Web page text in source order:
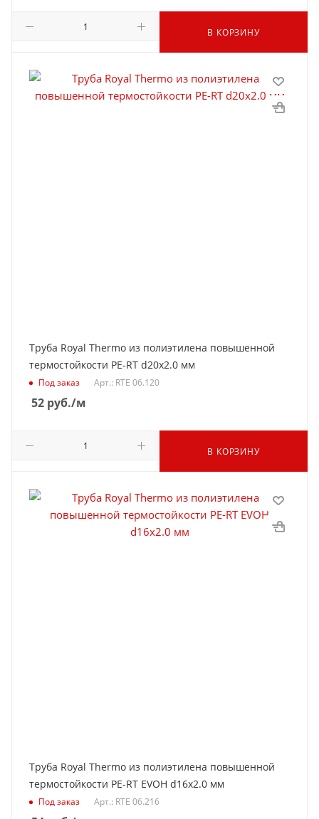
В КОРЗИНУ
Труба Royal Thermo из полиэтилена повышенной
термостойкости PE-RT d20x2.0 мм
Под заказ Арт.: RTE 06.120
52 руб./м
В КОРЗИНУ
Труба Royal Thermo из полиэтилена повышенной
термостойкости PE-RT EVOH d16x2.0 мм
Под заказ Арт.: RTE 06.216